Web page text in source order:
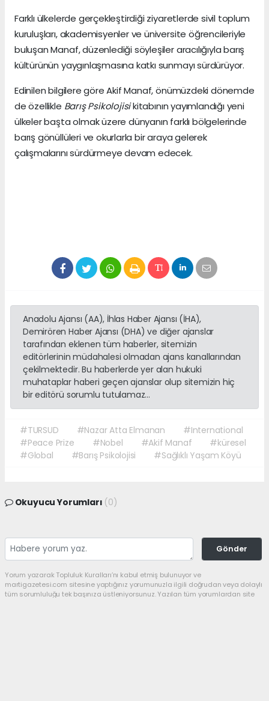
Farklı ülkelerde gerçekleştirdiği ziyaretlerde sivil toplum
kuruluşları, akademisyenler ve üniversite öğrencileriyle
buluşan Manaf, düzenlediği söyleşiler aracılığıyla barış
kültürünün yaygınlaşmasına katkı sunmayı sürdürüyor.
Edinilen bilgilere göre Akif Manaf, önümüzdeki dönemde
de özellikle Barış Psikolojisikitabının yayımlandığı yeni
ülkeler başta olmak üzere dünyanın farklı bölgelerinde
barış gönüllüleri ve okurlarla bir araya gelerek
çalışmalarını sürdürmeye devam edecek.
Anadolu Ajansı (AA), İhlas Haber Ajansı (İHA),
Demirören Haber Ajansı (DHA) ve diğer ajanslar
tarafından eklenen tüm haberler, sitemizin
editörlerinin müdahalesi olmadan ajans kanallarından
çekilmektedir. Bu haberlerde yer alan hukuki
muhataplar haberi geçen ajanslar olup sitemizin hiç
bir editörü sorumlu tutulamaz...
#TURSUD #Nazar Atta Elmanan
#International
#Peace Prize
#Nobel #Akif Manaf
#küresel
#Global
#Barış Psikolojisi #Sağlıklı Yaşam Köyü
Okuyucu Yorumları (0)
Gönder
Yorum yazarak Topluluk Kuralları’nı kabul etmiş bulunuyor ve
martigazetesi.com sitesine yaptığınız yorumunuzla ilgili doğrudan veya dolaylı
tüm sorumluluğu tek başınıza üstleniyorsunuz. Yazılan tüm yorumlardan site